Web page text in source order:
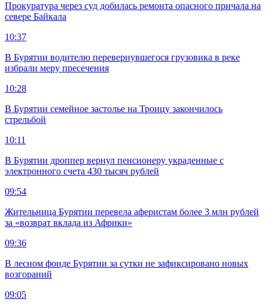
Прокуратура через суд добилась ремонта опасного причала на
севере Байкала
10:37
В Бурятии водителю перевернувшегося грузовика в реке
избрали меру пресечения
10:28
В Бурятии семейное застолье на Троицу закончилось
стрельбой
10:11
В Бурятии дроппер вернул пенсионеру украденные с
электронного счета 430 тысяч рублей
09:54
Жительница Бурятии перевела аферистам более 3 млн рублей
за «возврат вклада из Африки»
09:36
В лесном фонде Бурятии за сутки не зафиксировано новых
возгораний
09:05